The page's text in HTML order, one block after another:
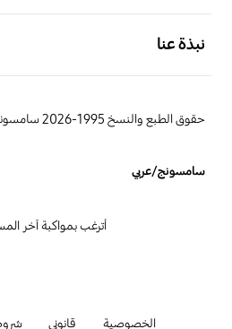
نبذة عنا
حقوق الطبع والنسخ 1995-2026 سامسونج. جميع الحقوق محفوظة.
سامسونج/عربي
الخصوصية قانوني
أترغب بمواكبة آخر